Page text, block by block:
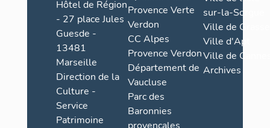
Hôtel de Région
- 27 place Jules
Guesde -
13481
Marseille
Direction de la
Culture -
Service
Patrimoine
Provence Verte
Verdon
CC Alpes
Provence Verdon
Département de
Vaucluse
Parc des
Baronnies
sur-la-Sorgue
Ville de Grasse
Ville d'Apt
Ville de
Archives